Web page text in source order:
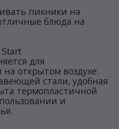
пикники на
блюда на
для
открытом воздухе.
стали, удобная
термопластичной
и